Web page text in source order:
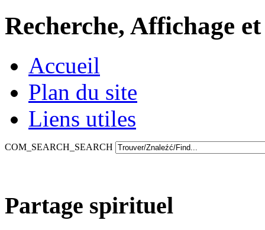
Recherche, Affichage
Accueil
Plan du site
Liens utiles
COM_SEARCH_SEARCH
Partage spirituel